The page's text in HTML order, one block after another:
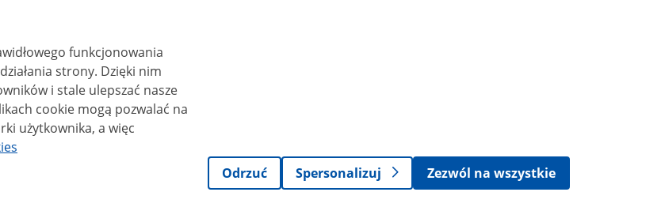
w serwisie (z wyłączeniem treści audiowizualnych), są
Creative Commons: uznanie autorstwa - na tych samych
4.0). Materiały audiowizualne, w tym zdjęcia, materiały audio i wideo,
typu Creative Commons: uznanie autorstwa użycie niekomercyjne -
(CC BY-NC-ND 4.0), o ile nie jest to stwierdzone inaczej.
funkcjonowania
strony. Dzięki nim
i stale ulepszać nasze
użytkownika, a więc
Odrzuć
Spersonalizuj Zezwól na wszystkie